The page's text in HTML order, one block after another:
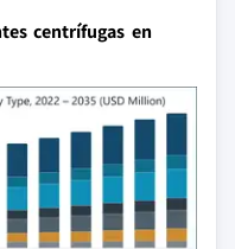
centrífugas en